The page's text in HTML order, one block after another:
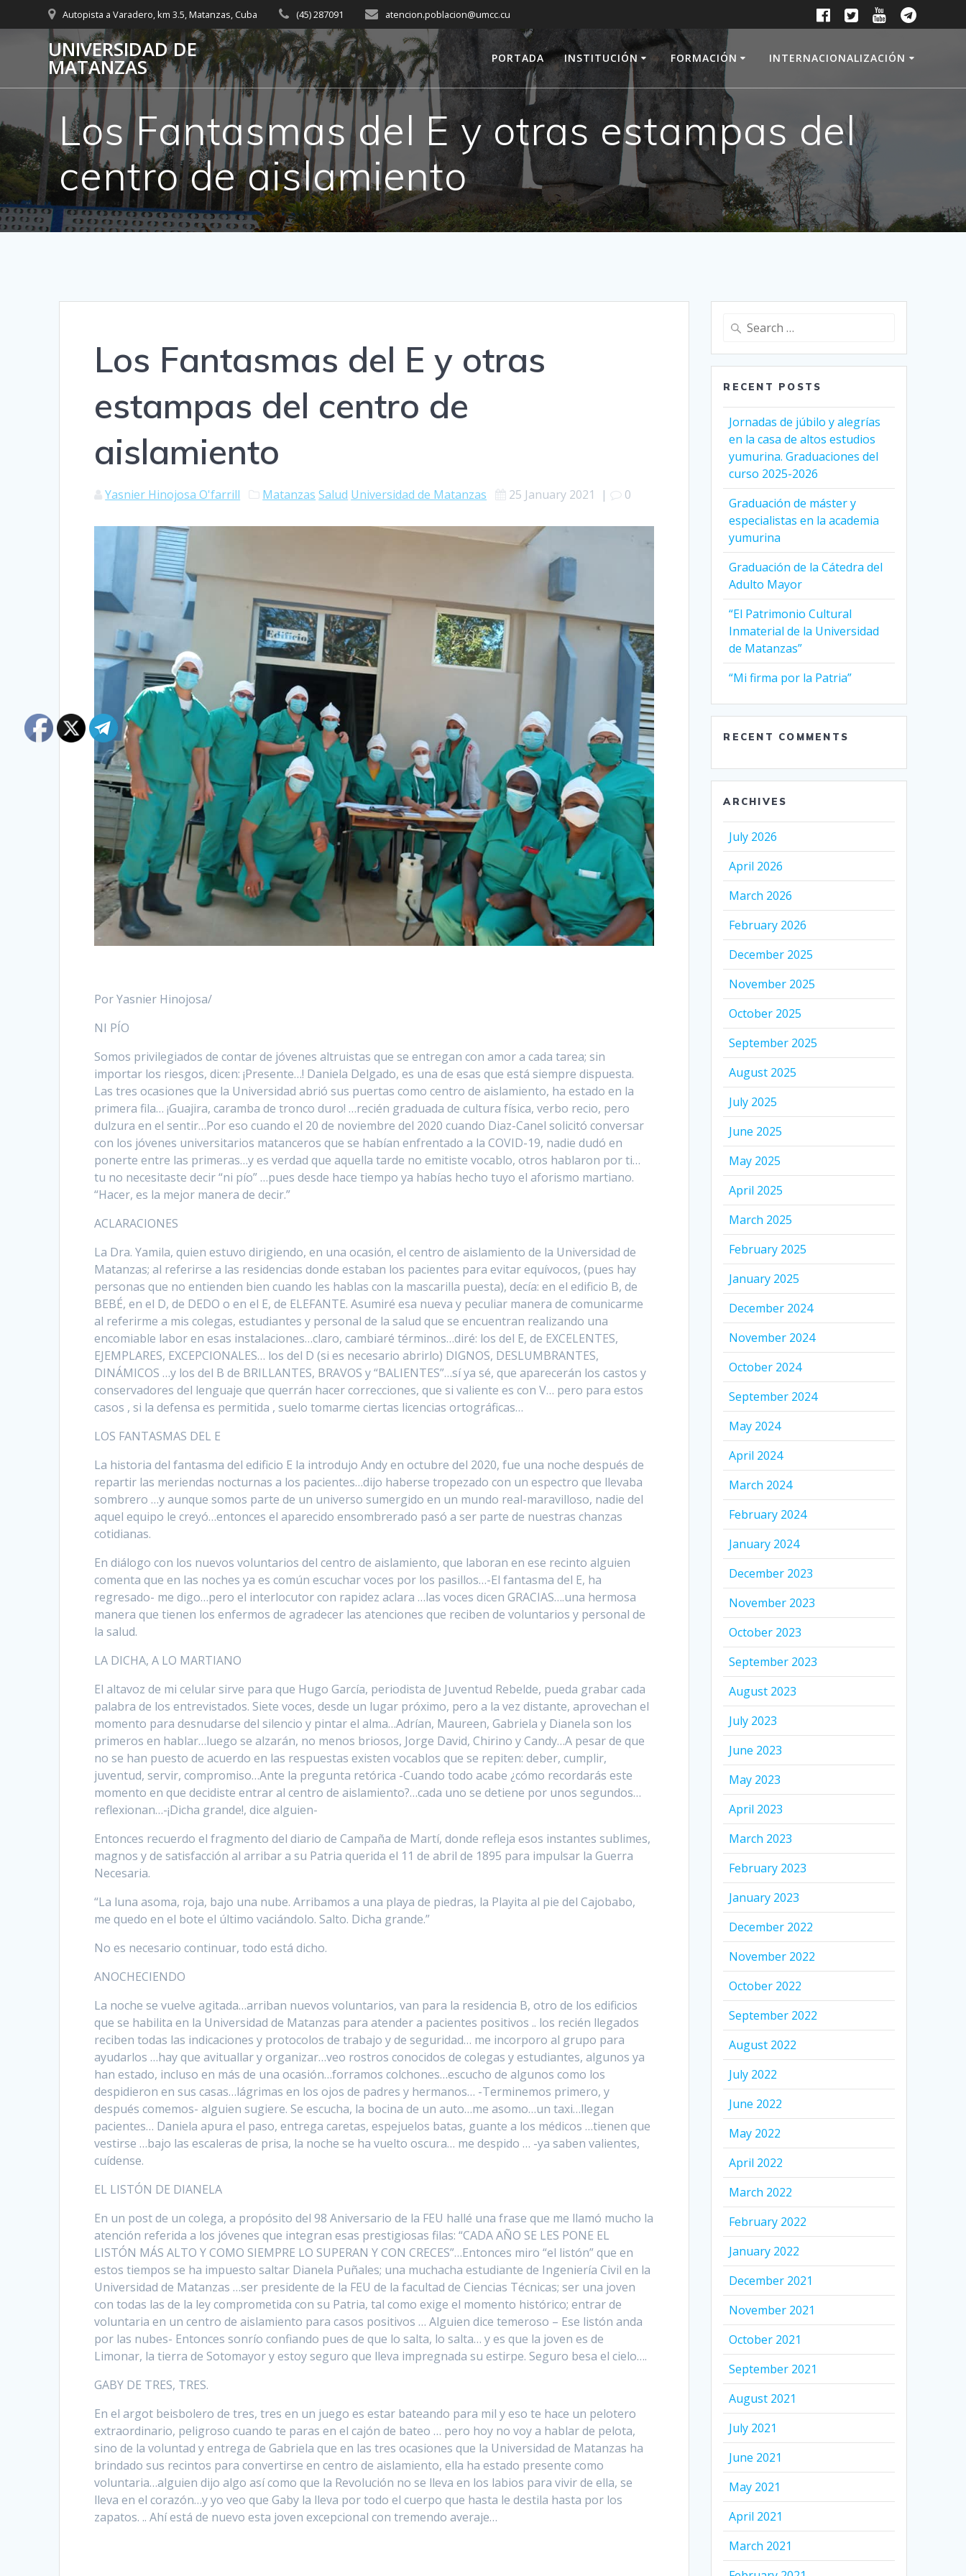
to
Autopista a Varadero, km 3.5, Matanzas, Cuba (45) 287091 atencion.poblacion@umcc.cu
UNIVERSIDAD DE
MATANZAS PORTADA INSTITUCIÓN FORMACIÓN INTERNACIONALIZACIÓN
Los Fantasmas del E y otras estampas del
centro de aislamiento
Los Fantasmas del E y otras
estampas del centro de
aislamiento
Yasnier Hinojosa O'farrill Matanzas Salud Universidad de Matanzas 25 January 2021 | 0
Por Yasnier Hinojosa/
NI PÍO
Somos privilegiados de contar de jóvenes altruistas que se entregan con amor a cada tarea; sin
importar los riesgos, dicen: ¡Presente…! Daniela Delgado, es una de esas que está siempre dispuesta.
Las tres ocasiones que la Universidad abrió sus puertas como centro de aislamiento, ha estado en la
primera fila… ¡Guajira, caramba de tronco duro! …recién graduada de cultura física, verbo recio, pero
dulzura en el sentir…Por eso cuando el 20 de noviembre del 2020 cuando Diaz-Canel solicitó conversar
con los jóvenes universitarios matanceros que se habían enfrentado a la COVID-19, nadie dudó en
ponerte entre las primeras…y es verdad que aquella tarde no emitiste vocablo, otros hablaron por ti…
tu no necesitaste decir “ni pío” …pues desde hace tiempo ya habías hecho tuyo el aforismo martiano.
“Hacer, es la mejor manera de decir.”
ACLARACIONES
La Dra. Yamila, quien estuvo dirigiendo, en una ocasión, el centro de aislamiento de la Universidad de
Matanzas; al referirse a las residencias donde estaban los pacientes para evitar equívocos, (pues hay
personas que no entienden bien cuando les hablas con la mascarilla puesta), decía: en el edificio B, de
BEBÉ, en el D, de DEDO o en el E, de ELEFANTE. Asumiré esa nueva y peculiar manera de comunicarme
al referirme a mis colegas, estudiantes y personal de la salud que se encuentran realizando una
encomiable labor en esas instalaciones…claro, cambiaré términos…diré: los del E, de EXCELENTES,
EJEMPLARES, EXCEPCIONALES… los del D (si es necesario abrirlo) DIGNOS, DESLUMBRANTES,
DINÁMICOS …y los del B de BRILLANTES, BRAVOS y “BALIENTES”…sí ya sé, que aparecerán los castos y
conservadores del lenguaje que querrán hacer correcciones, que si valiente es con V… pero para estos
casos , si la defensa es permitida , suelo tomarme ciertas licencias ortográficas…
LOS FANTASMAS DEL E
La historia del fantasma del edificio E la introdujo Andy en octubre del 2020, fue una noche después de
repartir las meriendas nocturnas a los pacientes…dijo haberse tropezado con un espectro que llevaba
sombrero …y aunque somos parte de un universo sumergido en un mundo real-maravilloso, nadie del
aquel equipo le creyó…entonces el aparecido ensombrerado pasó a ser parte de nuestras chanzas
cotidianas.
En diálogo con los nuevos voluntarios del centro de aislamiento, que laboran en ese recinto alguien
comenta que en las noches ya es común escuchar voces por los pasillos…-El fantasma del E, ha
regresado- me digo…pero el interlocutor con rapidez aclara …las voces dicen GRACIAS….una hermosa
manera que tienen los enfermos de agradecer las atenciones que reciben de voluntarios y personal de
la salud.
LA DICHA, A LO MARTIANO
El altavoz de mi celular sirve para que Hugo García, periodista de Juventud Rebelde, pueda grabar cada
palabra de los entrevistados. Siete voces, desde un lugar próximo, pero a la vez distante, aprovechan el
momento para desnudarse del silencio y pintar el alma…Adrían, Maureen, Gabriela y Dianela son los
primeros en hablar…luego se alzarán, no menos briosos, Jorge David, Chirino y Candy…A pesar de que
no se han puesto de acuerdo en las respuestas existen vocablos que se repiten: deber, cumplir,
juventud, servir, compromiso…Ante la pregunta retórica -Cuando todo acabe ¿cómo recordarás este
momento en que decidiste entrar al centro de aislamiento?…cada uno se detiene por unos segundos…
reflexionan…-¡Dicha grande!, dice alguien-
Entonces recuerdo el fragmento del diario de Campaña de Martí, donde refleja esos instantes sublimes,
magnos y de satisfacción al arribar a su Patria querida el 11 de abril de 1895 para impulsar la Guerra
Necesaria.
“La luna asoma, roja, bajo una nube. Arribamos a una playa de piedras, la Playita al pie del Cajobabo,
me quedo en el bote el último vaciándolo. Salto. Dicha grande.”
No es necesario continuar, todo está dicho.
ANOCHECIENDO
La noche se vuelve agitada…arriban nuevos voluntarios, van para la residencia B, otro de los edificios
que se habilita en la Universidad de Matanzas para atender a pacientes positivos .. los recién llegados
reciben todas las indicaciones y protocolos de trabajo y de seguridad… me incorporo al grupo para
ayudarlos …hay que avituallar y organizar…veo rostros conocidos de colegas y estudiantes, algunos ya
han estado, incluso en más de una ocasión…forramos colchones…escucho de algunos como los
despidieron en sus casas…lágrimas en los ojos de padres y hermanos… -Terminemos primero, y
después comemos- alguien sugiere. Se escucha, la bocina de un auto…me asomo…un taxi…llegan
pacientes… Daniela apura el paso, entrega caretas, espejuelos batas, guante a los médicos …tienen que
vestirse …bajo las escaleras de prisa, la noche se ha vuelto oscura… me despido … -ya saben valientes,
cuídense.
EL LISTÓN DE DIANELA
En un post de un colega, a propósito del 98 Aniversario de la FEU hallé una frase que me llamó mucho la
atención referida a los jóvenes que integran esas prestigiosas filas: “CADA AÑO SE LES PONE EL
LISTÓN MÁS ALTO Y COMO SIEMPRE LO SUPERAN Y CON CRECES”…Entonces miro “el listón” que en
estos tiempos se ha impuesto saltar Dianela Puñales; una muchacha estudiante de Ingeniería Civil en la
Universidad de Matanzas …ser presidente de la FEU de la facultad de Ciencias Técnicas; ser una joven
con todas las de la ley comprometida con su Patria, tal como exige el momento histórico; entrar de
voluntaria en un centro de aislamiento para casos positivos … Alguien dice temeroso – Ese listón anda
por las nubes- Entonces sonrío confiando pues de que lo salta, lo salta… y es que la joven es de
Limonar, la tierra de Sotomayor y estoy seguro que lleva impregnada su estirpe. Seguro besa el cielo….
GABY DE TRES, TRES.
En el argot beisbolero de tres, tres en un juego es estar bateando para mil y eso te hace un pelotero
extraordinario, peligroso cuando te paras en el cajón de bateo … pero hoy no voy a hablar de pelota,
sino de la voluntad y entrega de Gabriela que en las tres ocasiones que la Universidad de Matanzas ha
brindado sus recintos para convertirse en centro de aislamiento, ella ha estado presente como
voluntaria…alguien dijo algo así como que la Revolución no se lleva en los labios para vivir de ella, se
lleva en el corazón…y yo veo que Gaby la lleva por todo el cuerpo que hasta le destila hasta por los
zapatos. .. Ahí está de nuevo esta joven excepcional con tremendo averaje…
Search
RECENT POSTS
Jornadas de júbilo y alegrías
en la casa de altos estudios
yumurina. Graduaciones del
curso 2025-2026
Graduación de máster y
especialistas en la academia
yumurina
Graduación de la Cátedra del
Adulto Mayor
“El Patrimonio Cultural
Inmaterial de la Universidad
de Matanzas”
“Mi firma por la Patria”
RECENT COMMENTS
ARCHIVES
July 2026
April 2026
March 2026
February 2026
December 2025
November 2025
October 2025
September 2025
August 2025
July 2025
June 2025
May 2025
April 2025
March 2025
February 2025
January 2025
December 2024
November 2024
October 2024
September 2024
May 2024
April 2024
March 2024
February 2024
January 2024
December 2023
November 2023
October 2023
September 2023
August 2023
July 2023
June 2023
May 2023
April 2023
March 2023
February 2023
January 2023
December 2022
November 2022
October 2022
September 2022
August 2022
July 2022
June 2022
May 2022
April 2022
March 2022
February 2022
January 2022
December 2021
November 2021
October 2021
September 2021
August 2021
July 2021
June 2021
May 2021
April 2021
March 2021